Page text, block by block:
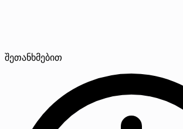
შეთანხმებით